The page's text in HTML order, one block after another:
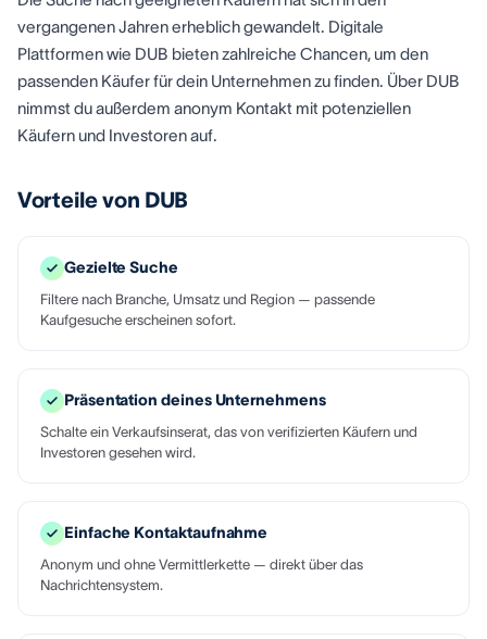
vergangenen Jahren erheblich gewandelt. Digitale
Plattformen wie DUB bieten zahlreiche Chancen, um den
passenden Käufer für dein Unternehmen zu finden. Über DUB
nimmst du außerdem anonym Kontakt mit potenziellen
Käufern und Investoren auf.
Vorteile von DUB
Gezielte Suche
Filtere nach Branche, Umsatz und Region — passende
Kaufgesuche erscheinen sofort.
Präsentation deines Unternehmens
Schalte ein Verkaufsinserat, das von verifizierten Käufern und
Investoren gesehen wird.
Einfache Kontaktaufnahme
Anonym und ohne Vermittlerkette — direkt über das
Nachrichtensystem.